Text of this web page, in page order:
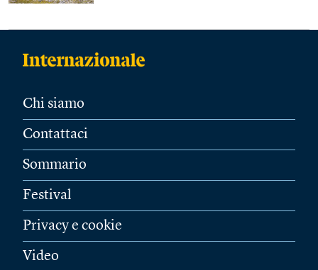
Chi siamo
Contattaci
Sommario
Festival
Privacy e cookie
Video